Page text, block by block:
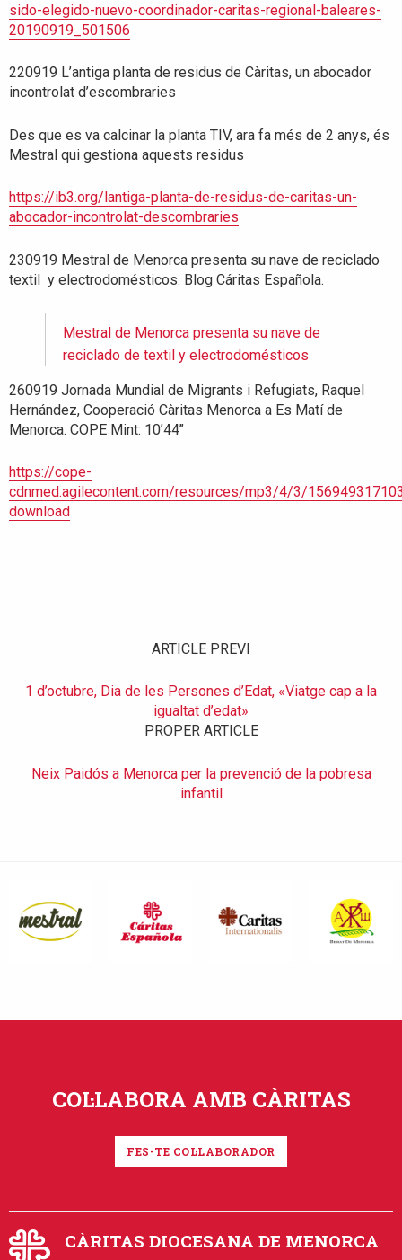
sido-elegido-nuevo-coordinador-caritas-regional-baleares-
20190919_501506
220919 L’antiga planta de residus de Càritas, un abocador
incontrolat d’escombraries
Des que es va calcinar la planta TIV, ara fa més de 2 anys, és
Mestral qui gestiona aquests residus
https://ib3.org/lantiga-planta-de-residus-de-caritas-un-
abocador-incontrolat-descombraries
230919 Mestral de Menorca presenta su nave de reciclado
textil y electrodomésticos. Blog Cáritas Española.
Mestral de Menorca presenta su nave de
reciclado de textil y electrodomésticos
260919 Jornada Mundial de Migrants i Refugiats, Raquel
Hernández, Cooperació Càritas Menorca a Es Matí de
Menorca. COPE Mint: 10’44’’
https://cope-
cdnmed.agilecontent.com/resources/mp3/4/3/
download
ARTICLE PREVI
1 d’octubre, Dia de les Persones d’Edat, «Viatge cap a la
igualtat d’edat»
PROPER ARTICLE
Neix Paidós a Menorca per la prevenció de la pobresa
infantil
COL·LABORA AMB CÀRITAS
FES-TE COL·LABORADOR
CÀRITAS DIOCESANA DE MENORCA